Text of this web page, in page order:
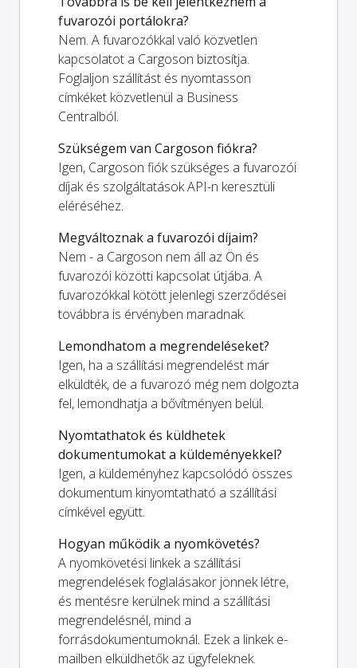
fuvarozói portálokra?
Nem. A fuvarozókkal való közvetlen
kapcsolatot a Cargoson biztosítja.
Foglaljon szállítást és nyomtasson
címkéket közvetlenül a Business
Centralból.
Szükségem van Cargoson fiókra?
Igen, Cargoson fiók szükséges a fuvarozói
díjak és szolgáltatások API-n keresztüli
eléréséhez.
Megváltoznak a fuvarozói díjaim?
Nem - a Cargoson nem áll az Ön és
fuvarozói közötti kapcsolat útjába. A
fuvarozókkal kötött jelenlegi szerződései
továbbra is érvényben maradnak.
Lemondhatom a megrendeléseket?
Igen, ha a szállítási megrendelést már
elküldték, de a fuvarozó még nem dolgozta
fel, lemondhatja a bővítményen belül.
Nyomtathatok és küldhetek
dokumentumokat a küldeményekkel?
Igen, a küldeményhez kapcsolódó összes
dokumentum kinyomtatható a szállítási
címkével együtt.
Hogyan működik a nyomkövetés?
A nyomkövetési linkek a szállítási
megrendelések foglalásakor jönnek létre,
és mentésre kerülnek mind a szállítási
megrendelésnél, mind a
forrásdokumentumoknál. Ezek a linkek e-
mailben elküldhetők az ügyfeleknek.